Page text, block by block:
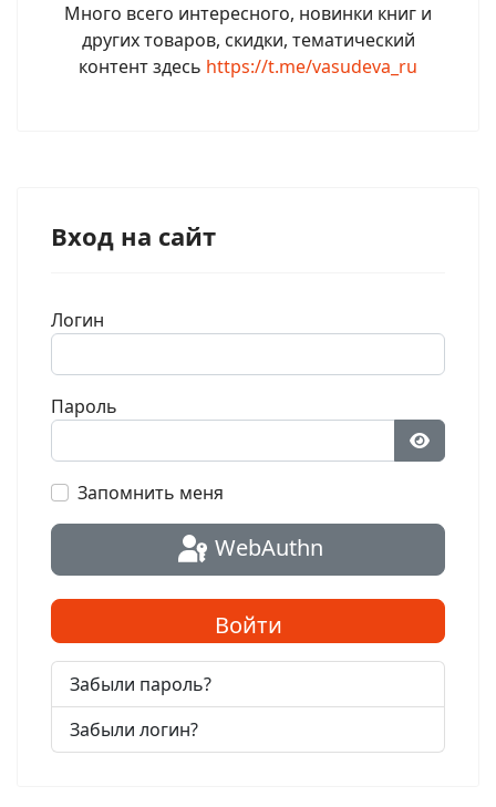
Много всего интересного, новинки книг и
других товаров, скидки, тематический
контент здесь https://t.me/vasudeva_ru
Вход на сайт
Логин
Пароль
Запомнить меня
WebAuthn
Войти
Забыли пароль?
Забыли логин?